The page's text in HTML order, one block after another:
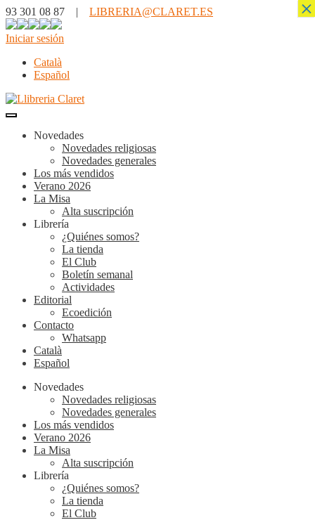
93 301 08 87 | LIBRERIA@CLARET.ES
Iniciar sesión
Català
Español
Novedades
Novedades religiosas
Novedades generales
Los más vendidos
Verano 2026
La Misa
Alta suscripción
Librería
¿Quiénes somos?
La tienda
El Club
Boletín semanal
Actividades
Editorial
Ecoedición
Contacto
Whatsapp
Català
Español
Novedades
Novedades religiosas
Novedades generales
Los más vendidos
Verano 2026
La Misa
Alta suscripción
Librería
¿Quiénes somos?
La tienda
El Club
×